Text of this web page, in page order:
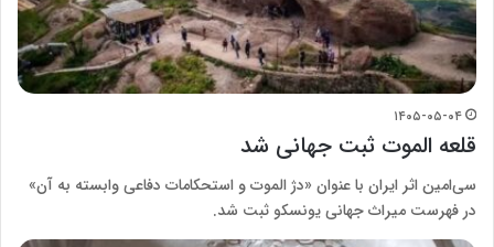
۱۴۰۵-۰۵-۰۴
قلعه الموت ثبت جهانی شد
سی‌امین اثر ایران با عنوان «دژ الموت و استحکامات دفاعی وابسته به آن»
در فهرست میراث جهانی یونسکو ثبت شد.